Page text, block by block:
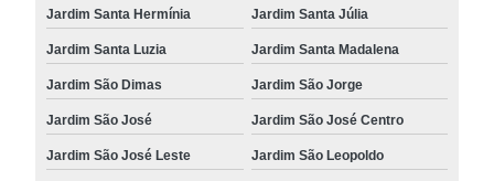
Jardim Santa Hermínia Jardim Santa Júlia
Jardim Santa Luzia Jardim Santa Madalena
Jardim São Dimas Jardim São Jorge
Jardim São José Jardim São José Centro
Jardim São José Leste Jardim São Leopoldo